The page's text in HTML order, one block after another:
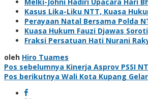
Kasus Lika-Liku NTT, Kuasa
Perayaan Natal Bersama Polda
Kuasa Hukum Fauzi Djawas
Fraksi Persatuan Hati Nurani
oleh Hiro Tuames
Navigasi
pos
Pos sebelumnya Kinerja Asprov PSSI
Pos berikutnya Wali Kota Kupang